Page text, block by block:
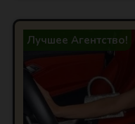
Лучшее Агентство!